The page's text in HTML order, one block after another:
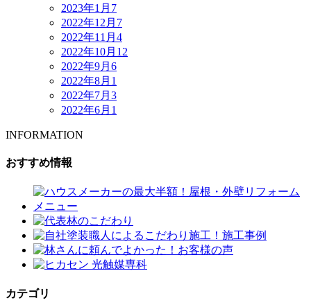
2023年1月 7
2022年12月 7
2022年11月 4
2022年10月 12
2022年9月 6
2022年8月 1
2022年7月 3
2022年6月 1
INFORMATION
おすすめ情報
カテゴリ